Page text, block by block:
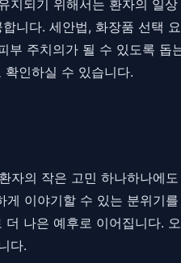
지되기 위해서는 환자의 일
다. 세안법, 화장품 선택
부 주치의가 될 수 있도록 돕
확인하실 수 있습니다.
의 작은 고민 하나하나에
이야기할 수 있는 분위기
나은 예후로 이어집니다.
다.